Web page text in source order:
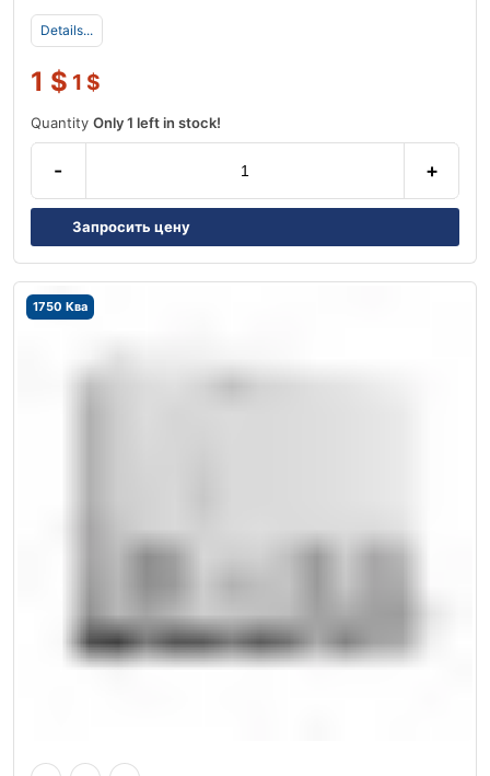
Details...
1 $ 1 $
Quantity Only 1 left in stock!
- +
Запросить цену
1750 Ква